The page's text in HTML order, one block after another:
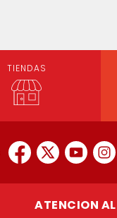
TIENDAS
ATENCION